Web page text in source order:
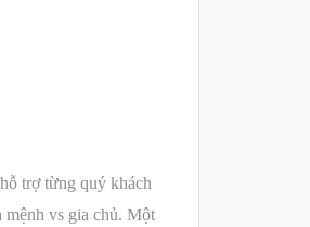
trợ từng quý khách
vs gia chủ. Một